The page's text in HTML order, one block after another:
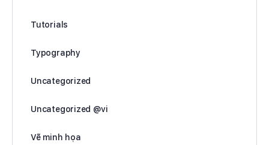
Tutorials
Typography
Uncategorized
Uncategorized @vi
Vẽ minh họa